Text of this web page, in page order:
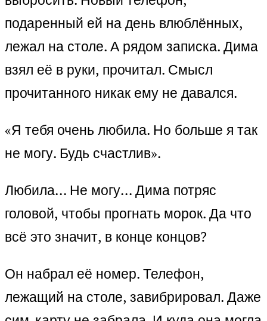
подаренный ей на день влюблённых,
лежал на столе. А рядом записка. Дима
взял её в руки, прочитал. Смысл
прочитанного никак ему не давался.
«Я тебя очень любила. Но больше я так
не могу. Будь счастлив».
Любила… Не могу… Дима потряс
головой, чтобы прогнать морок. Да что
всё это значит, в конце концов?
Он набрал её номер. Телефон,
лежащий на столе, завибрировал. Даже